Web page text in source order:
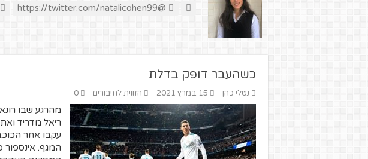
@https://twitter.com/natalicohen99
כשהעבר דופק בדלת
נטלי כהן 15 במרץ 2021 הזווית לחיבורים 0
מהרגע שבו
ריאל מדריד
עקבו אחר
המגף. אינספור